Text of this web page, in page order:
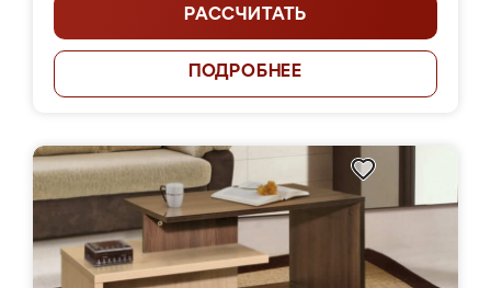
РАССЧИТАТЬ
ПОДРОБНЕЕ